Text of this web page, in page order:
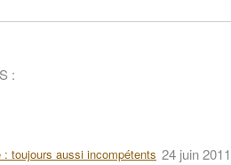
:
toujours aussi incompétents 24 juin 2011